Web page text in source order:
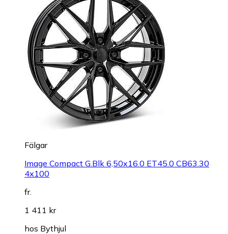
Fälgar
Image Compact G.Blk 6,50x16.0 ET45.0 CB63.30
4x100
fr.
1 411 kr
hos Bythjul